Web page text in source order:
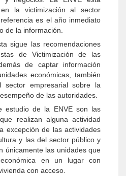
la victimización al sector
es el año inmediato
de la información.
sigue las recomendaciones
de Victimización de las
de captar información
económicas, también
sector empresarial sobre la
de las autoridades.
estudio de la ENVE son las
realizan alguna actividad
excepción de las actividades
y las del sector público y
únicamente las unidades que
en un lugar con
con acceso.